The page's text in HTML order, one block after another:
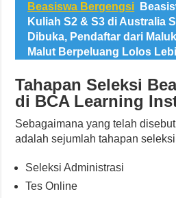
Beasiswa Bergengsi
Kuliah S2 & S3 di Australia
Dibuka, Pendaftar dari
Malut Berpeluang Lolos
Tahapan Seleksi
di BCA Learning
Sebagaimana yang telah
adalah sejumlah tahapan
Seleksi Administrasi
Tes Online